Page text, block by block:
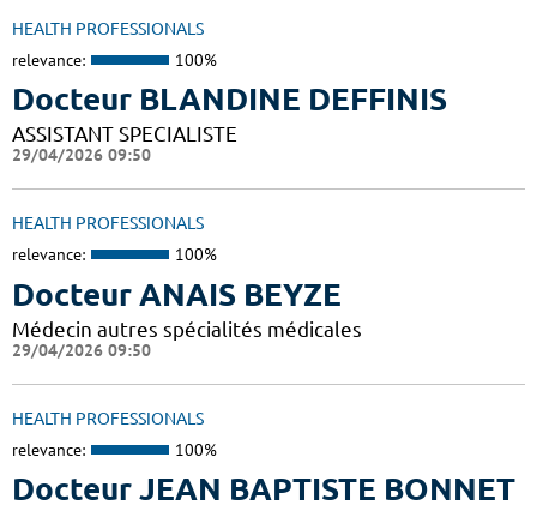
HEALTH PROFESSIONALS
relevance: 100%
Docteur BLANDINE DEFFINIS
ASSISTANT SPECIALISTE
29/04/2026 09:50
HEALTH PROFESSIONALS
relevance: 100%
Docteur ANAIS BEYZE
Médecin autres spécialités médicales
29/04/2026 09:50
HEALTH PROFESSIONALS
relevance: 100%
Docteur JEAN BAPTISTE BONNET